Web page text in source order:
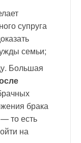
супруга
семьи;
Большая
брака
то есть
на